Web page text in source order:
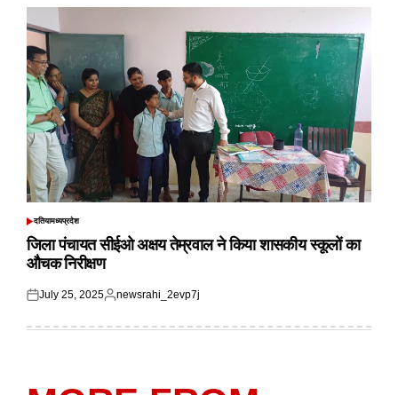
POSTED
IN
दतियामध्यप्रदेश
जिला पंचायत सीईओ अक्षय तेम्रवाल ने किया शासकीय स्कूलों का
औचक निरीक्षण
Posted
July 25, 2025
Posted
newsrahi_2evp7j